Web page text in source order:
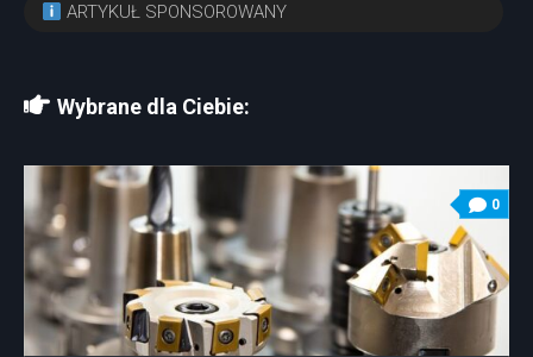
ARTYKUŁ SPONSOROWANY
Wybrane dla Ciebie:
0